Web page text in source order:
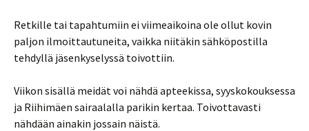
Retkille tai tapahtumiin ei viimeaikoina ole ollut kovin
paljon ilmoittautuneita, vaikka niitäkin sähköpostilla
tehdyllä jäsenkyselyssä toivottiin.
Viikon sisällä meidät voi nähdä apteekissa, syyskokouksessa
ja Riihimäen sairaalalla parikin kertaa. Toivottavasti
nähdään ainakin jossain näistä.